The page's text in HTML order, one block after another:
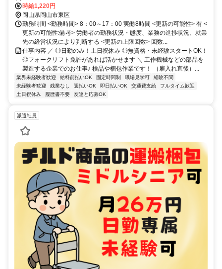
時給1,220円
岡山県岡山市東区
勤務時間 <勤務時間> 8：00～17：00 実働8時間 <更新の可能性> 有 <
更新の可能性:備考> 労働者の勤務状況・態度、業務の進捗状況、就業
先の経営状況により判断する <更新の上限回数> 回数...
仕事内容 ／ ◎日勤のみ！土日祝休み ◎無資格・未経験スタートOK！
◎フォークリフト免許があれば活かせます ＼ 工作機械などの部品を
製造する企業でのお仕事♪ 検品や梱包作業です！ （雇入れ直後）...
業界未経験者歓迎 給料前払いOK 固定時間制 職場見学可
経験不問
未経験者歓迎
残業なし 週払いOK 即日払いOK 交通費支給
フルタイム歓迎
土日祝休み
履歴書不要 友達と応募OK
派遣社員